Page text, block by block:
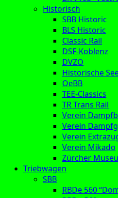
Historisch
SBB Historic
BLS Historic
Classic Rail
DSF-Koblenz
DVZO
Historische
OeBB
TEE-Classics
TR Trans Rail
Verein
Verein
Verein
Verein Mikado
Zürcher
Triebwagen
SBB
RBDe 560